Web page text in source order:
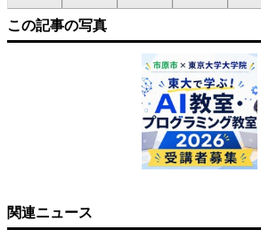
この記事の写真
関連ニュース